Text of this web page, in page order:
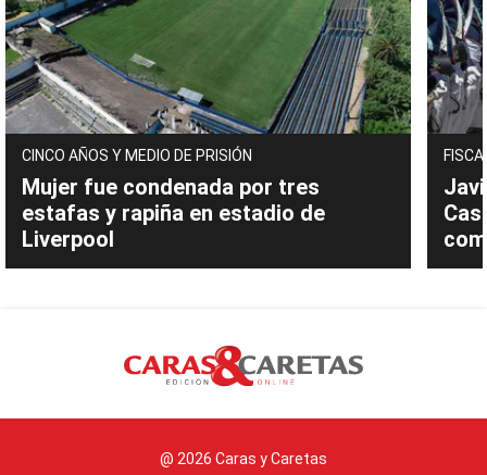
CINCO AÑOS Y MEDIO DE PRISIÓN
Mujer fue condenada por tres
estafas y rapiña en estadio de
Liverpool
@ 2026 Caras y Caretas